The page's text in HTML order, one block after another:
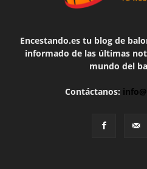
Encestando.es tu blog de
informado de las últimas
mundo del
Contáctanos: